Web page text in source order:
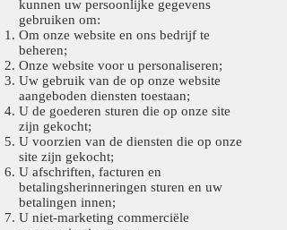
kunnen uw persoonlijke gegevens
gebruiken om:
Om onze website en ons bedrijf te
beheren;
Onze website voor u personaliseren;
Uw gebruik van de op onze website
aangeboden diensten toestaan;
U de goederen sturen die op onze site
zijn gekocht;
U voorzien van de diensten die op onze
site zijn gekocht;
U afschriften, facturen en
betalingsherinneringen sturen en uw
betalingen innen;
U niet-marketing commerciële